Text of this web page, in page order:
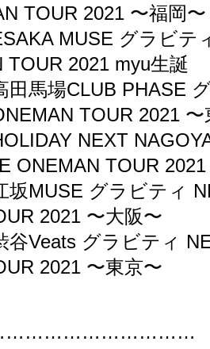
TOUR 2021 〜福岡〜
MUSE グラビテ
TOUR 2021 myu生誕
田馬場CLUB PHASE
TOUR 2021 〜
NEXT
ONEMAN TOUR
坂MUSE グラビティ
2021 〜大阪〜
谷Veats グラビティ
2021 〜東京〜